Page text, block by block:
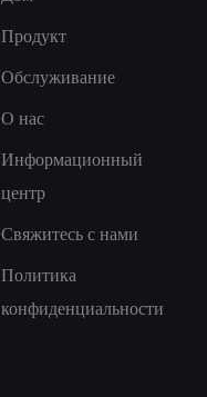
Продукт
Обслуживание
О нас
Информационный
центр
Свяжитесь с нами
Политика
конфиденциальности